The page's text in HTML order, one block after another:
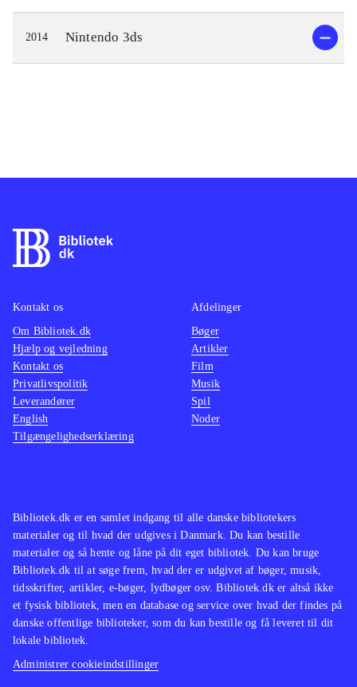
2014 Nintendo 3ds
Bibliotek.dk er en samlet indgang til alle danske bibliotekers
materialer og til hvad der udgives i Danmark. Du kan bestille
materialer og så hente og låne på dit eget bibliotek. Du kan bruge
Bibliotek.dk til at søge frem, hvad der er udgivet af bøger, musik,
tidsskrifter, artikler, e-bøger, lydbøger osv. Bibliotek.dk er altså ikke
et fysisk bibliotek, men en database og service over hvad der findes på
danske offentlige biblioteker, som du kan bestille og få leveret til dit
lokale bibliotek.
Administrer cookieindstillinger
Kontakt os
Om Bibliotek.dk
Hjælp og vejledning
Kontakt os
Privatlivspolitik
Leverandører
English
Tilgængelighedserklæring
Afdelinger
Bøger
Artikler
Film
Musik
Spil
Noder